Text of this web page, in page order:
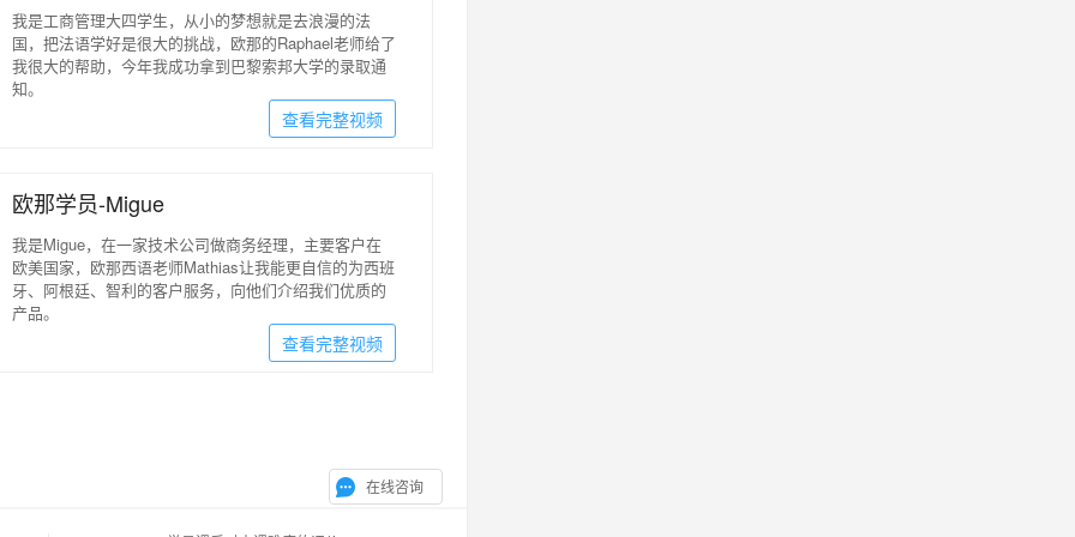
我是工商管理大四学生，从小的梦想就是去浪漫的法
国，把法语学好是很大的挑战，欧那的Raphael老师给了
我很大的帮助，今年我成功拿到巴黎索邦大学的录取通
知。
查看完整视频
欧那学员-Migue
我是Migue，在一家技术公司做商务经理，主要客户在
欧美国家，欧那西语老师Mathias让我能更自信的为西班
牙、阿根廷、智利的客户服务，向他们介绍我们优质的
产品。
查看完整视频
在线咨询